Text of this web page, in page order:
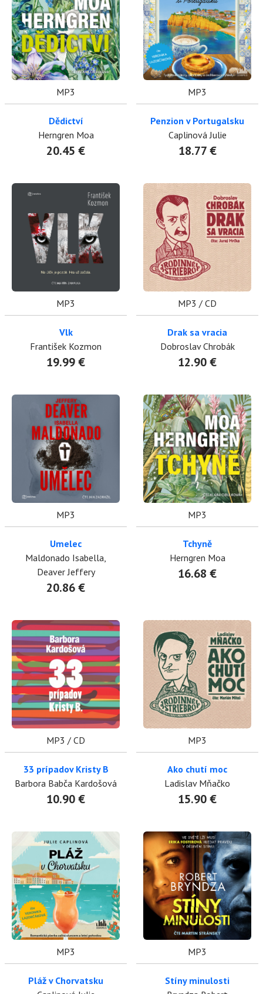
MP3
Dědictví
Herngren Moa
20.45 €
MP3
Penzion v Portugalsku
Caplinová Julie
18.77 €
MP3
Vlk
František Kozmon
19.99 €
MP3 / CD
Drak sa vracia
Dobroslav Chrobák
12.90 €
MP3
Umelec
Maldonado Isabella,
Deaver Jeffery
20.86 €
MP3
Tchyně
Herngren Moa
16.68 €
MP3 / CD
33 prípadov Kristy B
Barbora Babča Kardošová
10.90 €
MP3
Ako chutí moc
Ladislav Mňačko
15.90 €
MP3
Pláž v Chorvatsku
MP3
Stíny minulosti